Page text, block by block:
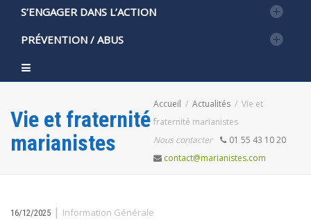
S’ENGAGER DANS L’ACTION
PRÉVENTION / ABUS
Vie et fraternité
marianistes
Accueil Actualités
Vie et
fraternité marianistes
Nous contacter
01 55 43 10 20
contact@marianistes.com
16/12/2025 | Information Générale